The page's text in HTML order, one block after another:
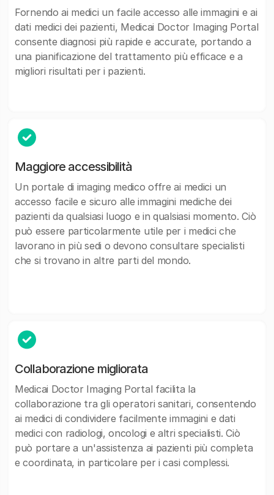
Fornendo ai medici un facile accesso alle immagini e ai
dati medici dei pazienti, Medicai Doctor Imaging Portal
consente diagnosi più rapide e accurate, portando a
una pianificazione del trattamento più efficace e a
migliori risultati per i pazienti.
Maggiore accessibilità
Un portale di imaging medico offre ai medici un
accesso facile e sicuro alle immagini mediche dei
pazienti da qualsiasi luogo e in qualsiasi momento. Ciò
può essere particolarmente utile per i medici che
lavorano in più sedi o devono consultare specialisti
che si trovano in altre parti del mondo.
Collaborazione migliorata
Medicai Doctor Imaging Portal facilita la
collaborazione tra gli operatori sanitari, consentendo
ai medici di condividere facilmente immagini e dati
medici con radiologi, oncologi e altri specialisti. Ciò
può portare a un'assistenza ai pazienti più completa
e coordinata, in particolare per i casi complessi.